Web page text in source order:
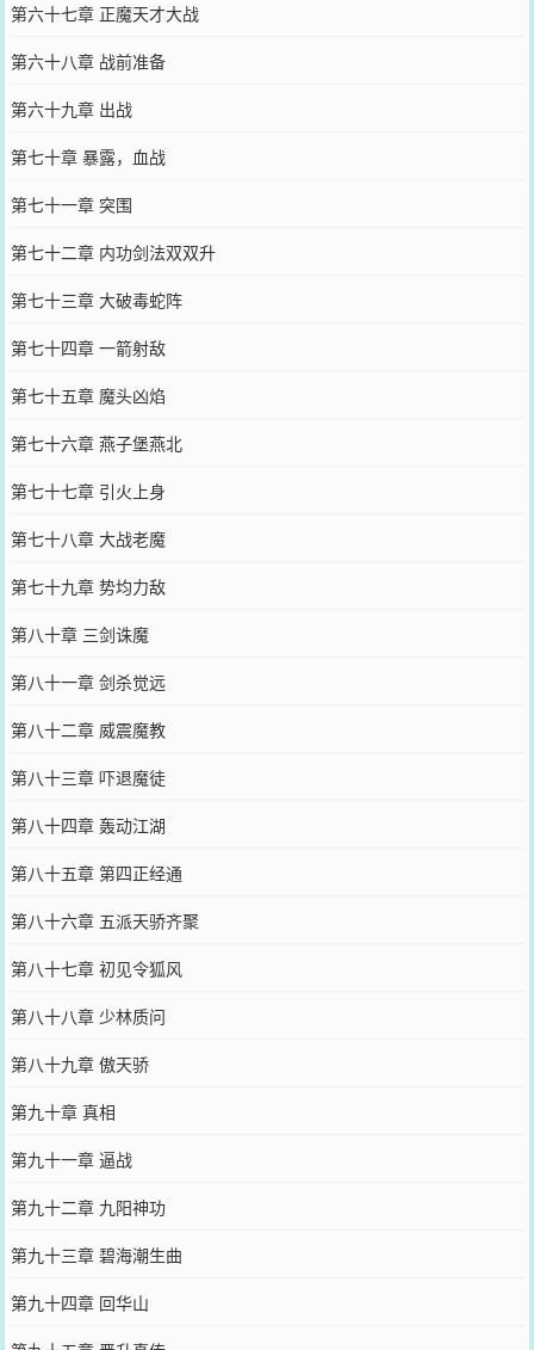
第六十七章 正魔天才大战
第六十八章 战前准备
第六十九章 出战
第七十章 暴露，血战
第七十一章 突围
第七十二章 内功剑法双双升
第七十三章 大破毒蛇阵
第七十四章 一箭射敌
第七十五章 魔头凶焰
第七十六章 燕子堡燕北
第七十七章 引火上身
第七十八章 大战老魔
第七十九章 势均力敌
第八十章 三剑诛魔
第八十一章 剑杀觉远
第八十二章 威震魔教
第八十三章 吓退魔徒
第八十四章 轰动江湖
第八十五章 第四正经通
第八十六章 五派天骄齐聚
第八十七章 初见令狐风
第八十八章 少林质问
第八十九章 傲天骄
第九十章 真相
第九十一章 逼战
第九十二章 九阳神功
第九十三章 碧海潮生曲
第九十四章 回华山